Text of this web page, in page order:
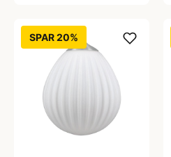
SPAR 20%